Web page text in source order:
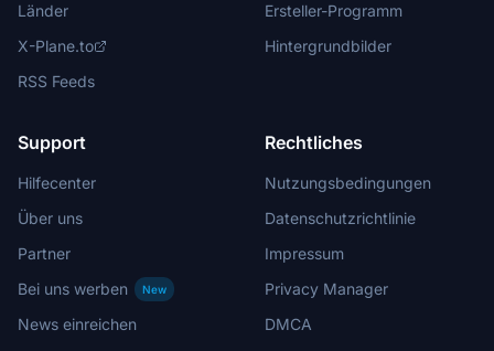
Länder
X-Plane.to
RSS Feeds
Ersteller-Programm
Hintergrundbilder
Support
Hilfecenter
Über uns
Partner
Bei uns werben
New
News einreichen
Rechtliches
Nutzungsbedingungen
Datenschutzrichtlinie
Impressum
Privacy Manager
DMCA